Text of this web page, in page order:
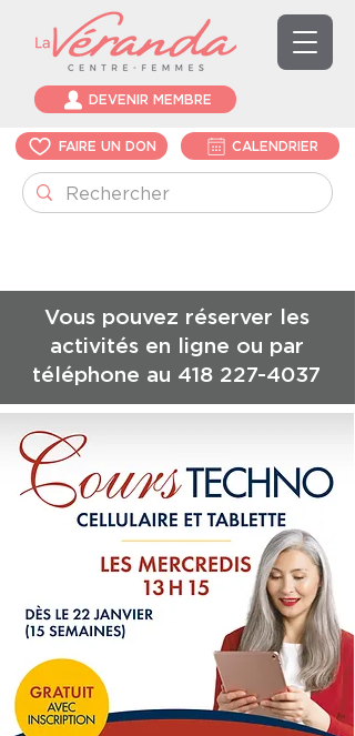
DEVENIR MEMBRE
FAIRE UN DON CALENDRIER
Vous pouvez réserver les
activités en ligne ou par
téléphone au 418 227-4037